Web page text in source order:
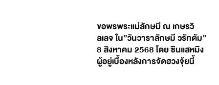
ขอพรพระแม่ลักษมี ณ เกษรวิ
ลเลจ ใน”วันวาราลักษมี วรัทตัม”
8 สิงหาคม 2568 โดย ซินแสหมิง
ผู้อยู่เบื้องหลังการจัดฮวงจุ้ยนี้